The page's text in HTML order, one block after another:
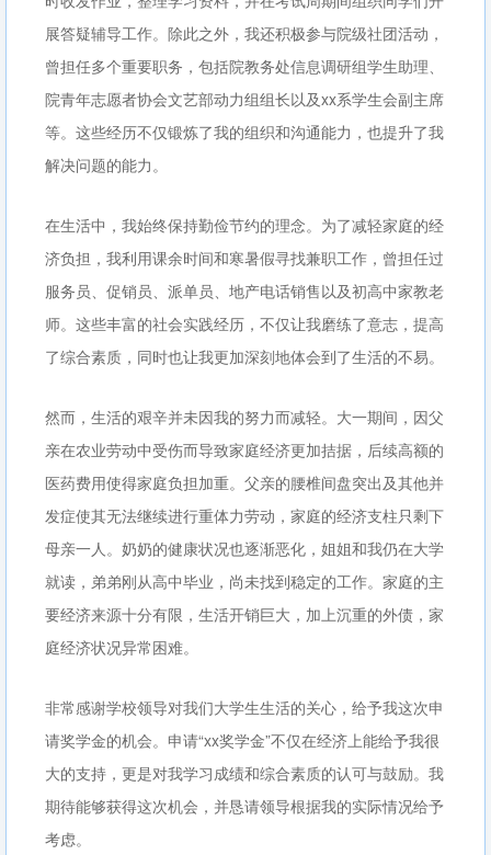
展答疑辅导工作。除此之外，我还积极参与院级社团活动，
曾担任多个重要职务，包括院教务处信息调研组学生助理、
院青年志愿者协会文艺部动力组组长以及xx系学生会副主席
等。这些经历不仅锻炼了我的组织和沟通能力，也提升了我
解决问题的能力。
在生活中，我始终保持勤俭节约的理念。为了减轻家庭的经
济负担，我利用课余时间和寒暑假寻找兼职工作，曾担任过
服务员、促销员、派单员、地产电话销售以及初高中家教老
师。这些丰富的社会实践经历，不仅让我磨练了意志，提高
了综合素质，同时也让我更加深刻地体会到了生活的不易。
然而，生活的艰辛并未因我的努力而减轻。大一期间，因父
亲在农业劳动中受伤而导致家庭经济更加拮据，后续高额的
医药费用使得家庭负担加重。父亲的腰椎间盘突出及其他并
发症使其无法继续进行重体力劳动，家庭的经济支柱只剩下
母亲一人。奶奶的健康状况也逐渐恶化，姐姐和我仍在大学
就读，弟弟刚从高中毕业，尚未找到稳定的工作。家庭的主
要经济来源十分有限，生活开销巨大，加上沉重的外债，家
庭经济状况异常困难。
非常感谢学校领导对我们大学生生活的关心，给予我这次申
请奖学金的机会。申请“xx奖学金”不仅在经济上能给予我很
大的支持，更是对我学习成绩和综合素质的认可与鼓励。我
期待能够获得这次机会，并恳请领导根据我的实际情况给予
考虑。